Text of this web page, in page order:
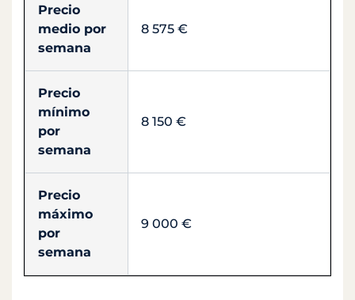
Precio
medio por
semana
8 575 €
Precio
mínimo
por
semana
8 150 €
Precio
máximo
por
semana
9 000 €